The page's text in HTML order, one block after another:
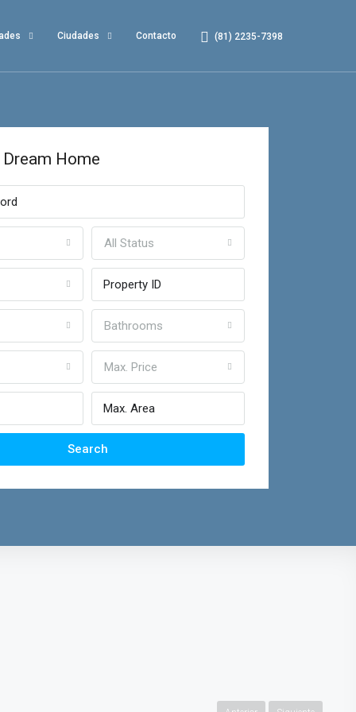
Ciudades Contacto (81) 2235-7398
Dream Home
All Status
Bathrooms
Max. Price
Search